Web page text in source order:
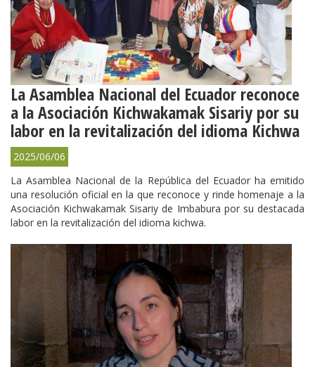
La Asamblea Nacional del Ecuador reconoce
a la Asociación Kichwakamak Sisariy por su
labor en la revitalización del idioma Kichwa
2025/06/06
La Asamblea Nacional de la República del Ecuador ha emitido
una resolución oficial en la que reconoce y rinde homenaje a la
Asociación Kichwakamak Sisariy de Imbabura por su destacada
labor en la revitalización del idioma kichwa.